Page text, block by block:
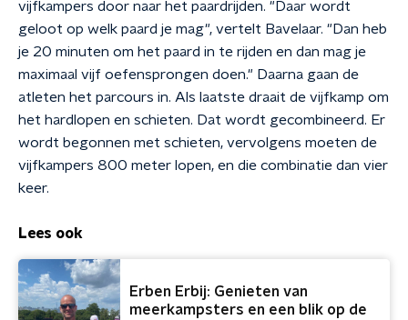
vijfkampers door naar het paardrijden. "Daar wordt
geloot op welk paard je mag", vertelt Bavelaar. "Dan heb
je 20 minuten om het paard in te rijden en dan mag je
maximaal vijf oefensprongen doen." Daarna gaan de
atleten het parcours in. Als laatste draait de vijfkamp om
het hardlopen en schieten. Dat wordt gecombineerd. Er
wordt begonnen met schieten, vervolgens moeten de
vijfkampers 800 meter lopen, en die combinatie dan vier
keer.
Lees ook
Erben Erbij: Genieten van
meerkampsters en een blik op de